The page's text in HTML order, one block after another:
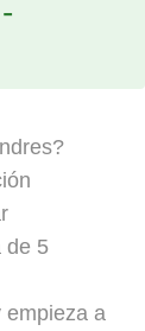
de 5
empieza a